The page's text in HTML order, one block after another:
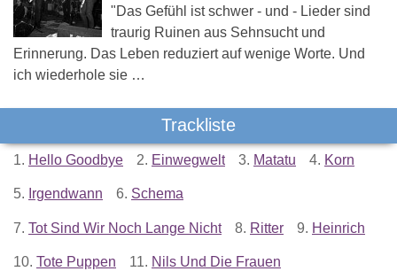
"Das Gefühl ist schwer - und - Lieder sind
traurig Ruinen aus Sehnsucht und
Erinnerung. Das Leben reduziert auf wenige Worte. Und
ich wiederhole sie …
Trackliste
1. Hello Goodbye 2. Einwegwelt 3. Matatu 4. Korn
5. Irgendwann 6. Schema
7. Tot Sind Wir Noch Lange Nicht 8. Ritter 9. Heinrich
10. Tote Puppen 11. Nils Und Die Frauen